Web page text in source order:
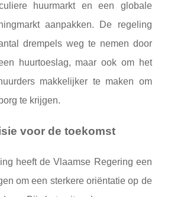
huurmarkt en een globale
aanpakken. De regeling
drempels weg te nemen door
huurtoeslag, maar ook om het
makkelijker te maken om
te krijgen.
voor de toekomst
heeft de Vlaamse Regering een
om een ​​sterkere oriëntatie op de